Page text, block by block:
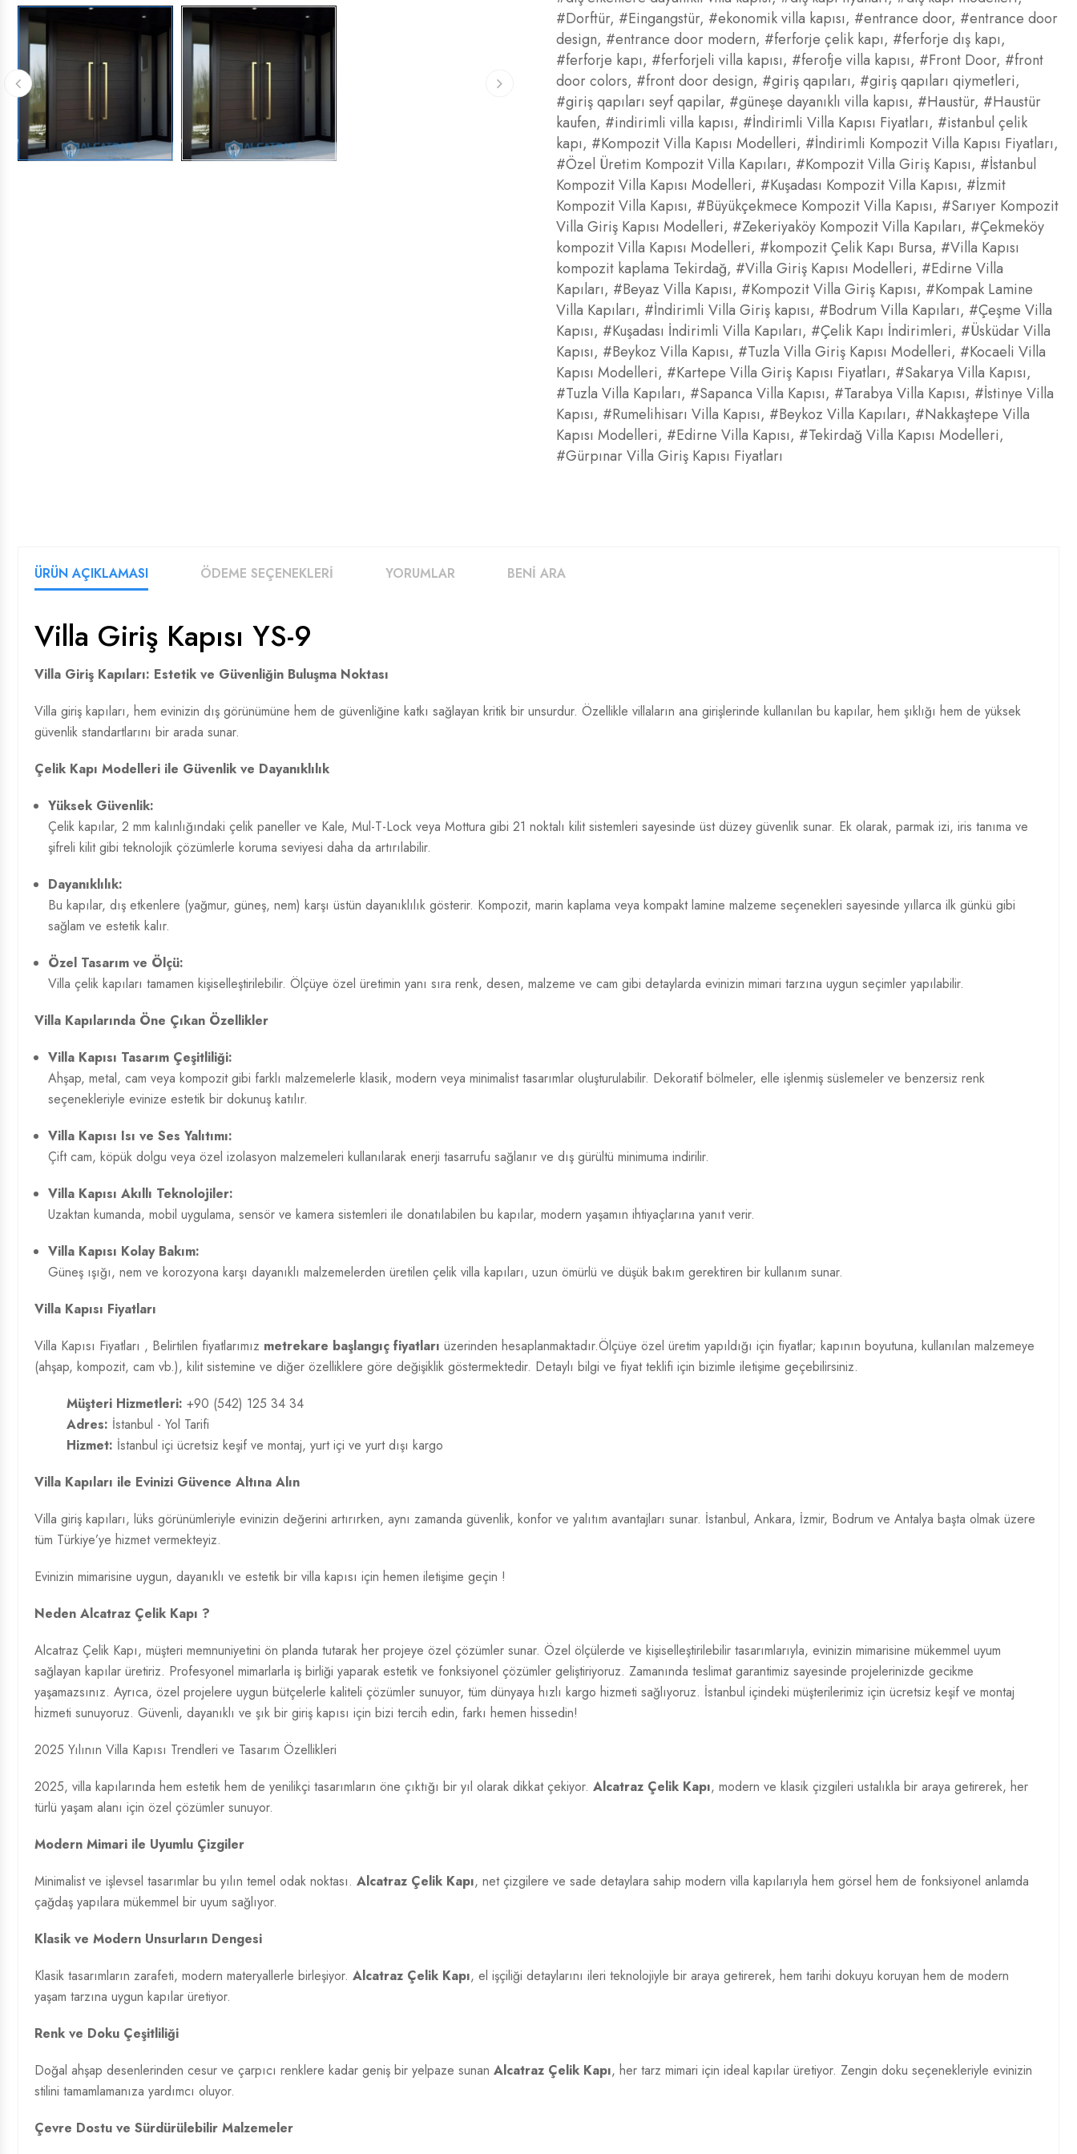
#Dorftür, #Eingangstür, #ekonomik villa kapısı, #entrance door, #entrance door
design, #entrance door modern, #ferforje çelik kapı, #ferforje dış kapı,
#ferforje kapı, #ferforjeli villa kapısı, #ferofje villa kapısı, #Front Door, #front
door colors, #front door design, #giriş qapıları, #giriş qapıları qiymetleri,
#giriş qapıları seyf qapilar, #güneşe dayanıklı villa kapısı, #Haustür, #Haustür
kaufen, #indirimli villa kapısı, #İndirimli Villa Kapısı Fiyatları, #istanbul çelik
kapı, #Kompozit Villa Kapısı Modelleri, #İndirimli Kompozit Villa Kapısı Fiyatları,
#Özel Üretim Kompozit Villa Kapıları, #Kompozit Villa Giriş Kapısı, #İstanbul
Kompozit Villa Kapısı Modelleri, #Kuşadası Kompozit Villa Kapısı, #İzmit
Kompozit Villa Kapısı, #Büyükçekmece Kompozit Villa Kapısı, #Sarıyer Kompozit
Villa Giriş Kapısı Modelleri, #Zekeriyaköy Kompozit Villa Kapıları, #Çekmeköy
kompozit Villa Kapısı Modelleri, #kompozit Çelik Kapı Bursa, #Villa Kapısı
kompozit kaplama Tekirdağ, #Villa Giriş Kapısı Modelleri, #Edirne Villa
Kapıları, #Beyaz Villa Kapısı, #Kompozit Villa Giriş Kapısı, #Kompak Lamine
Villa Kapıları, #İndirimli Villa Giriş kapısı, #Bodrum Villa Kapıları, #Çeşme Villa
Kapısı, #Kuşadası İndirimli Villa Kapıları, #Çelik Kapı İndirimleri, #Üsküdar Villa
Kapısı, #Beykoz Villa Kapısı, #Tuzla Villa Giriş Kapısı Modelleri, #Kocaeli Villa
Kapısı Modelleri, #Kartepe Villa Giriş Kapısı Fiyatları, #Sakarya Villa Kapısı,
#Tuzla Villa Kapıları, #Sapanca Villa Kapısı, #Tarabya Villa Kapısı, #İstinye Villa
Kapısı, #Rumelihisarı Villa Kapısı, #Beykoz Villa Kapıları, #Nakkaştepe Villa
Kapısı Modelleri, #Edirne Villa Kapısı, #Tekirdağ Villa Kapısı Modelleri,
#Gürpınar Villa Giriş Kapısı Fiyatları
ÜRÜN AÇIKLAMASI ÖDEME SEÇENEKLERİ YORUMLAR BENİ ARA
Villa Giriş Kapısı YS-9
Villa Giriş Kapıları: Estetik ve Güvenliğin Buluşma Noktası
Villa giriş kapıları, hem evinizin dış görünümüne hem de güvenliğine katkı sağlayan kritik bir unsurdur. Özellikle villaların ana girişlerinde kullanılan bu kapılar, hem şıklığı hem de yüksek
güvenlik standartlarını bir arada sunar.
Çelik Kapı Modelleri ile Güvenlik ve Dayanıklılık
Yüksek Güvenlik:
Çelik kapılar, 2 mm kalınlığındaki çelik paneller ve Kale, Mul-T-Lock veya Mottura gibi 21 noktalı kilit sistemleri sayesinde üst düzey güvenlik sunar. Ek olarak, parmak izi, iris tanıma ve
şifreli kilit gibi teknolojik çözümlerle koruma seviyesi daha da artırılabilir.
Dayanıklılık:
Bu kapılar, dış etkenlere (yağmur, güneş, nem) karşı üstün dayanıklılık gösterir. Kompozit, marin kaplama veya kompakt lamine malzeme seçenekleri sayesinde yıllarca ilk günkü gibi
sağlam ve estetik kalır.
Özel Tasarım ve Ölçü:
Villa çelik kapıları tamamen kişiselleştirilebilir. Ölçüye özel üretimin yanı sıra renk, desen, malzeme ve cam gibi detaylarda evinizin mimari tarzına uygun seçimler yapılabilir.
Villa Kapılarında Öne Çıkan Özellikler
Villa Kapısı Tasarım Çeşitliliği:
Ahşap, metal, cam veya kompozit gibi farklı malzemelerle klasik, modern veya minimalist tasarımlar oluşturulabilir. Dekoratif bölmeler, elle işlenmiş süslemeler ve benzersiz renk
seçenekleriyle evinize estetik bir dokunuş katılır.
Villa Kapısı Isı ve Ses Yalıtımı:
Çift cam, köpük dolgu veya özel izolasyon malzemeleri kullanılarak enerji tasarrufu sağlanır ve dış gürültü minimuma indirilir.
Villa Kapısı Akıllı Teknolojiler:
Uzaktan kumanda, mobil uygulama, sensör ve kamera sistemleri ile donatılabilen bu kapılar, modern yaşamın ihtiyaçlarına yanıt verir.
Villa Kapısı Kolay Bakım:
Güneş ışığı, nem ve korozyona karşı dayanıklı malzemelerden üretilen çelik villa kapıları, uzun ömürlü ve düşük bakım gerektiren bir kullanım sunar.
Villa Kapısı Fiyatları
Villa Kapısı Fiyatları , Belirtilen fiyatlarımız metrekare başlangıç fiyatları üzerinden hesaplanmaktadır.Ölçüye özel üretim yapıldığı için fiyatlar; kapının boyutuna, kullanılan malzemeye
(ahşap, kompozit, cam vb.), kilit sistemine ve diğer özelliklere göre değişiklik göstermektedir. Detaylı bilgi ve fiyat teklifi için bizimle iletişime geçebilirsiniz.
Müşteri Hizmetleri: +90 (542) 125 34 34
Adres: İstanbul - Yol Tarifi
Hizmet: İstanbul içi ücretsiz keşif ve montaj, yurt içi ve yurt dışı kargo
Villa Kapıları ile Evinizi Güvence Altına Alın
Villa giriş kapıları, lüks görünümleriyle evinizin değerini artırırken, aynı zamanda güvenlik, konfor ve yalıtım avantajları sunar. İstanbul, Ankara, İzmir, Bodrum ve Antalya başta olmak üzere
tüm Türkiye’ye hizmet vermekteyiz.
Evinizin mimarisine uygun, dayanıklı ve estetik bir villa kapısı için hemen iletişime geçin !
Neden Alcatraz Çelik Kapı ?
Alcatraz Çelik Kapı, müşteri memnuniyetini ön planda tutarak her projeye özel çözümler sunar. Özel ölçülerde ve kişiselleştirilebilir tasarımlarıyla, evinizin mimarisine mükemmel uyum
sağlayan kapılar üretiriz. Profesyonel mimarlarla iş birliği yaparak estetik ve fonksiyonel çözümler geliştiriyoruz. Zamanında teslimat garantimiz sayesinde projelerinizde gecikme
yaşamazsınız. Ayrıca, özel projelere uygun bütçelerle kaliteli çözümler sunuyor, tüm dünyaya hızlı kargo hizmeti sağlıyoruz. İstanbul içindeki müşterilerimiz için ücretsiz keşif ve montaj
hizmeti sunuyoruz. Güvenli, dayanıklı ve şık bir giriş kapısı için bizi tercih edin, farkı hemen hissedin!
2025 Yılının Villa Kapısı Trendleri ve Tasarım Özellikleri
2025, villa kapılarında hem estetik hem de yenilikçi tasarımların öne çıktığı bir yıl olarak dikkat çekiyor. Alcatraz Çelik Kapı, modern ve klasik çizgileri ustalıkla bir araya getirerek, her
türlü yaşam alanı için özel çözümler sunuyor.
Modern Mimari ile Uyumlu Çizgiler
Minimalist ve işlevsel tasarımlar bu yılın temel odak noktası. Alcatraz Çelik Kapı, net çizgilere ve sade detaylara sahip modern villa kapılarıyla hem görsel hem de fonksiyonel anlamda
çağdaş yapılara mükemmel bir uyum sağlıyor.
Klasik ve Modern Unsurların Dengesi
Klasik tasarımların zarafeti, modern materyallerle birleşiyor. Alcatraz Çelik Kapı, el işçiliği detaylarını ileri teknolojiyle bir araya getirerek, hem tarihi dokuyu koruyan hem de modern
yaşam tarzına uygun kapılar üretiyor.
Renk ve Doku Çeşitliliği
Doğal ahşap desenlerinden cesur ve çarpıcı renklere kadar geniş bir yelpaze sunan Alcatraz Çelik Kapı, her tarz mimari için ideal kapılar üretiyor. Zengin doku seçenekleriyle evinizin
stilini tamamlamanıza yardımcı oluyor.
Çevre Dostu ve Sürdürülebilir Malzemeler